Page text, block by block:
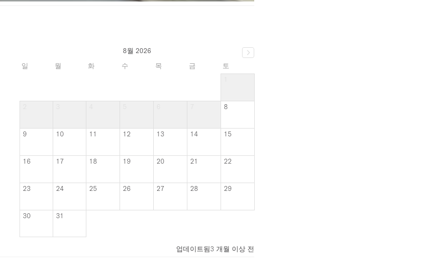
8월 2026
일
월 화 수 목 금
토
8
9 10 11 12 13 14 15
16 17 18 19 20 21 22
23 24 25 26 27 28 29
30 31
업데이트됨3 개월 이상 전